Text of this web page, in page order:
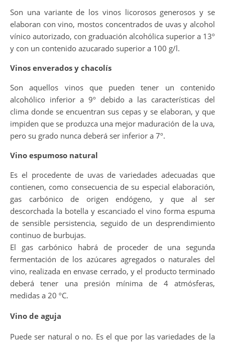
Son una variante de los vinos licorosos generosos y se
elaboran con vino, mostos concentrados de uvas y alcohol
vínico autorizado, con graduación alcohólica superior a 13º
y con un contenido azucarado superior a 100 g/l.
Vinos enverados y chacolís
Son aquellos vinos que pueden tener un contenido
alcohólico inferior a 9º debido a las características del
clima donde se encuentran sus cepas y se elaboran, y que
impiden que se produzca una mejor maduración de la uva,
pero su grado nunca deberá ser inferior a 7º.
Vino espumoso natural
Es el procedente de uvas de variedades adecuadas que
contienen, como consecuencia de su especial elaboración,
gas carbónico de origen endógeno, y que al ser
descorchada la botella y escanciado el vino forma espuma
de sensible persistencia, seguido de un desprendimiento
continuo de burbujas.
El gas carbónico habrá de proceder de una segunda
fermentación de los azúcares agregados o naturales del
vino, realizada en envase cerrado, y el producto terminado
deberá tener una presión mínima de 4 atmósferas,
medidas a 20 ºC.
Vino de aguja
Puede ser natural o no. Es el que por las variedades de la